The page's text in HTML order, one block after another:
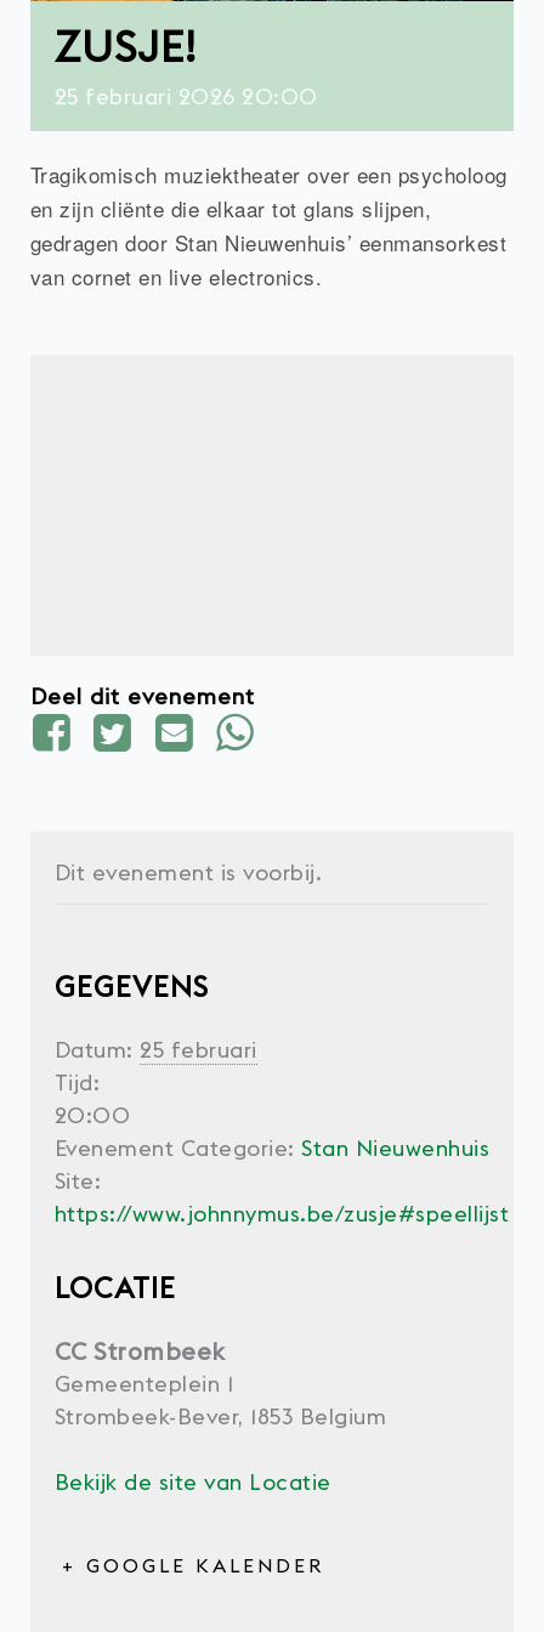
ZUSJE!
25 februari 2026 20:00
Tragikomisch muziektheater over een psycholoog
en zijn cliënte die elkaar tot glans slijpen,
gedragen door Stan Nieuwenhuis’ eenmansorkest
van cornet en live electronics.
Deel dit evenement
Dit evenement is voorbij.
GEGEVENS
Datum: 25 februari
Tijd:
20:00
Evenement Categorie: Stan Nieuwenhuis
Site:
https://www.johnnymus.be/zusje#speellijst
LOCATIE
CC Strombeek
Gemeenteplein 1
Strombeek-Bever, 1853 Belgium
Bekijk de site van Locatie
+ GOOGLE KALENDER